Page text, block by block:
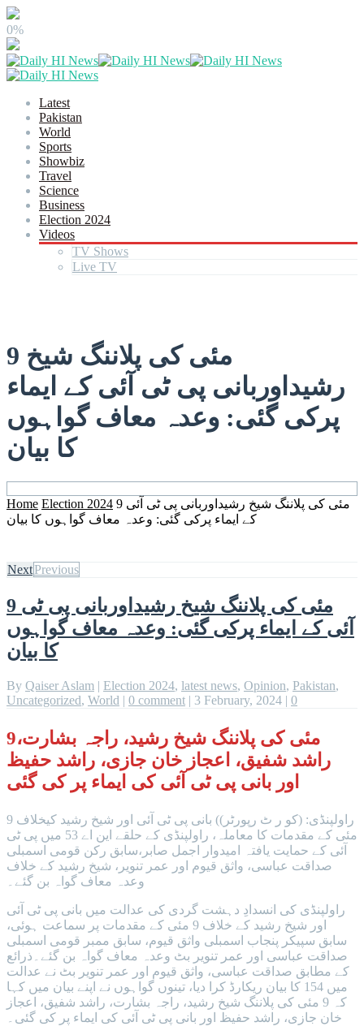
0%
Latest
Pakistan
World
Sports
Showbiz
Travel
Science
Business
Election 2024
Videos
TV Shows
Live TV
9 مئی کی پلاننگ شیخ
رشیداوربانی پی ٹی آئی کے ایماء
پرکی گئی: وعدہ معاف گواہوں
کا بیان
Home Election 2024 9 مئی کی پلاننگ شیخ رشیداوربانی پی ٹی آئی
کے ایماء پرکی گئی: وعدہ معاف گواہوں کا بیان
NextPrevious
9 مئی کی پلاننگ شیخ رشیداوربانی پی ٹی
آئی کے ایماء پرکی گئی: وعدہ معاف گواہوں
کا بیان
By Qaiser Aslam | Election 2024, latest news, Opinion, Pakistan,
Uncategorized, World | 0 comment | 3 February, 2024 | 0
9مئی کی پلاننگ شیخ رشید، راجہ بشارت،
راشد شفیق، اعجاز خان جازی، راشد حفیظ
اور بانی پی ٹی آئی کی ایماء پر کی گئی
راولپنڈی: (کو ر ٹ رپورٹر)) بانی پی ٹی آئی اور شیخ رشید کیخلاف 9
مئی کے مقدمات کا معاملہ، راولپنڈی کے حلقے این اے 53 میں پی ٹی
آئی کے حمایت یافتہ امیدوار اجمل صابر،سابق رکن قومی اسمبلی
صداقت عباسی، واثق قیوم اور عمر تنویر، شیخ رشید کے خلاف
وعدہ معاف گواہ بن گئے۔
راولپنڈی کی انسدادِ دہشت گردی کی عدالت میں بانی پی ٹی آئی
اور شیخ رشید کے خلاف 9 مئی کے مقدمات پر سماعت ہوئی،
سابق سپیکر پنجاب اسمبلی واثق قیوم، سابق ممبر قومی اسمبلی
صداقت عباسی اور عمر تنویر بٹ وعدہ معاف گواہ بن گئے۔ذرائع
کے مطابق صداقت عباسی، واثق قیوم اور عمر تنویر بٹ نے عدالت
میں 154 کا بیان ریکارڈ کرا دیا، تینوں گواہوں نے اپنے بیان میں کہا
کہ 9 مئی کی پلاننگ شیخ رشید، راجہ بشارت، راشد شفیق، اعجاز
خان جازی، راشد حفیظ اور بانی پی ٹی آئی کی ایماء پر کی گئی۔